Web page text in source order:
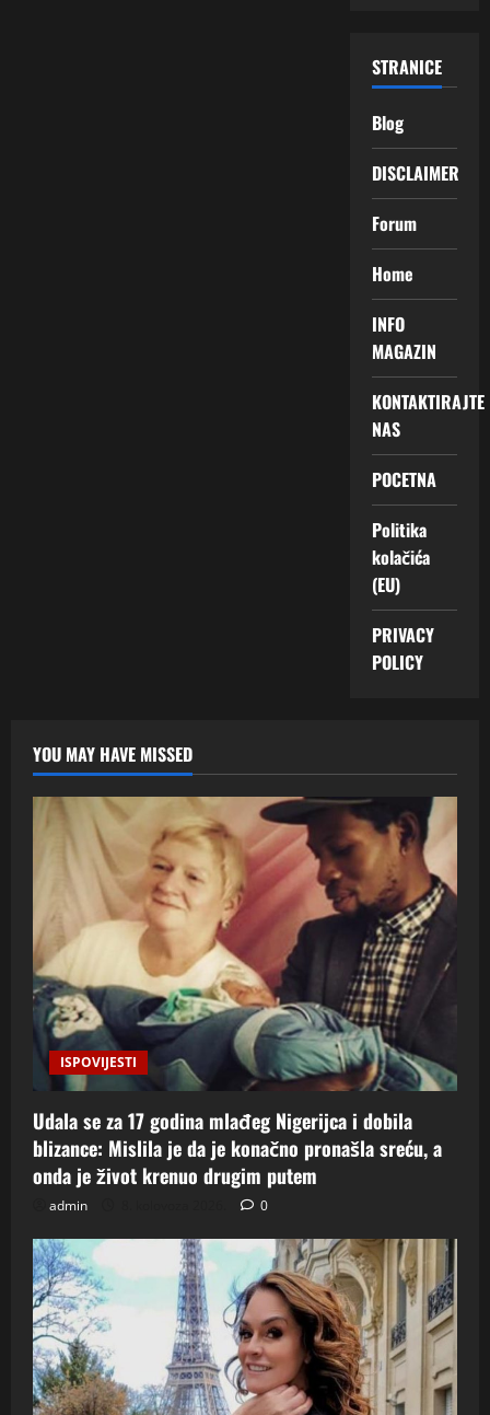
STRANICE
Blog
DISCLAIMER
Forum
Home
INFO
MAGAZIN
KONTAKTIRAJTE
NAS
POCETNA
Politika
kolačića
(EU)
PRIVACY
POLICY
YOU MAY HAVE MISSED
ISPOVIJESTI
Udala se za 17 godina mlađeg Nigerijca i dobila
blizance: Mislila je da je konačno pronašla sreću, a
onda je život krenuo drugim putem
admin 0